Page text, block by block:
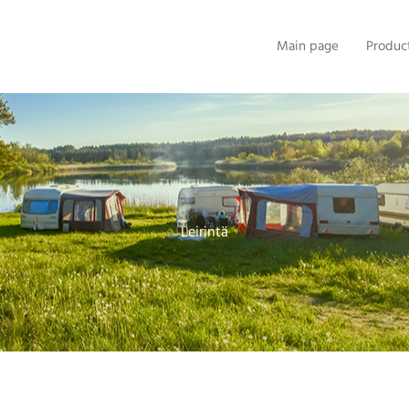
Main page
Leirintä